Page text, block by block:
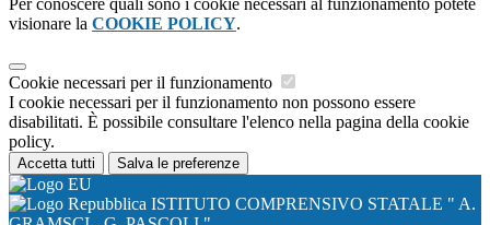
Per conoscere quali sono i cookie necessari al funzionamento potete
visionare la COOKIE POLICY.
Cookie necessari per il funzionamento
I cookie necessari per il funzionamento non possono essere
disabilitati. È possibile consultare l'elenco nella pagina della cookie
policy.
Accetta tutti Salva le preferenze
ISTITUTO COMPRENSIVO STATALE " A.